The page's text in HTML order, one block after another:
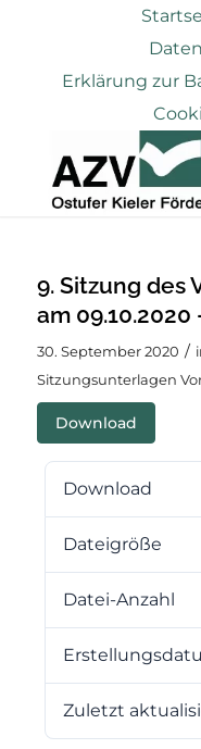
Erklärung zur
9. Sitzung des
am 09.10.2020
30. September 2020 /
Sitzungsunterlagen
Download
Download
Dateigröße
Datei-Anzahl
Zuletzt